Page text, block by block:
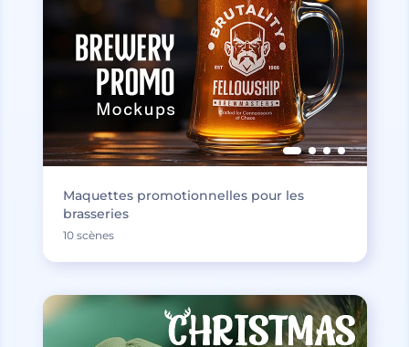
Maquettes promotionnelles pour les
brasseries
10 scènes